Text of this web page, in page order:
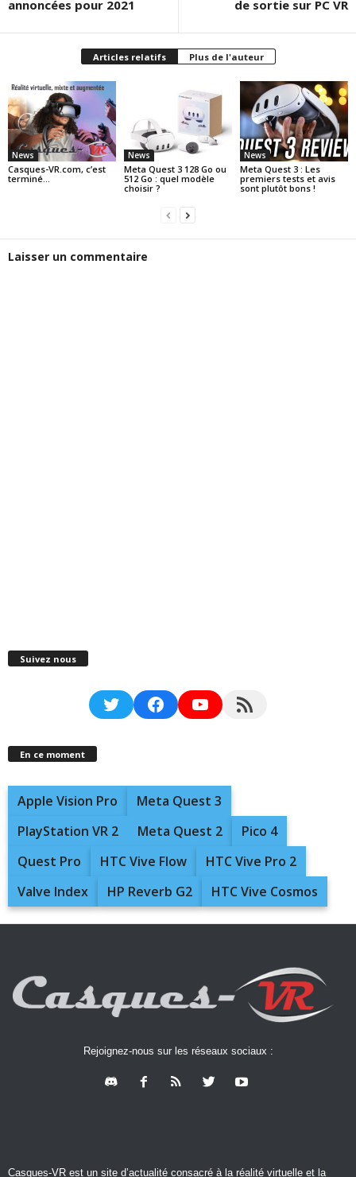
annoncées pour 2021
de sortie sur PC VR
Articles relatifs Plus de l'auteur
News
Casques-VR.com, c’est
terminé…
News
Meta Quest 3 128 Go ou
512 Go : quel modèle
choisir ?
News
Meta Quest 3 : Les
premiers tests et avis
sont plutôt bons !
Laisser un commentaire
Suivez nous
TwitterFacebookYouTubeRSS Feed
En ce moment
Apple Vision Pro
Meta Quest 3
PlayStation VR 2
Meta Quest 2
Pico 4
Quest Pro
HTC Vive Flow
HTC Vive Pro 2
Valve Index
HP Reverb G2 HTC Vive Cosmos
Rejoignez-nous sur les réseaux sociaux :
Casques-VR est un site d’actualité consacré à la réalité virtuelle et la